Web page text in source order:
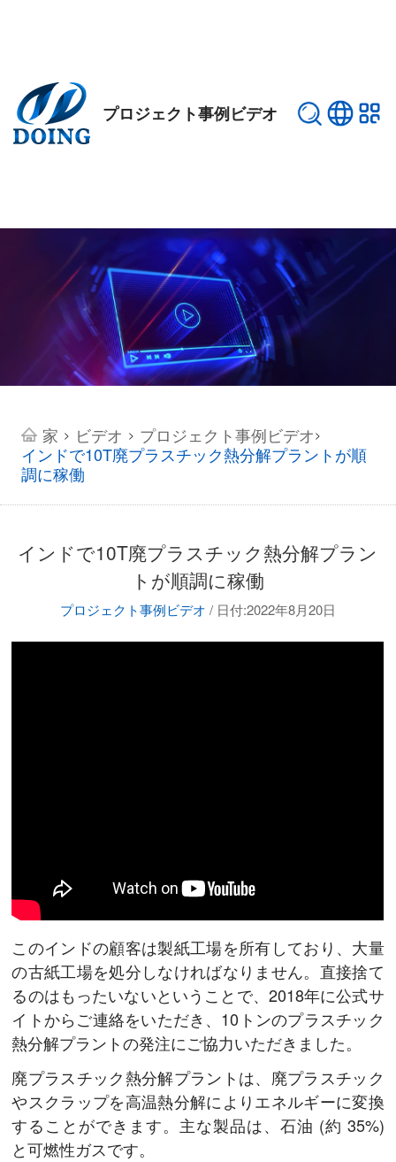
プロジェクト事例ビデオ
家 > ビデオ > プロジェクト事例ビデオ>
インドで10T廃プラスチック熱分解プラントが順
調に稼働
インドで10T廃プラスチック熱分解プラン
トが順調に稼働
プロジェクト事例ビデオ / 日付:2022年8月20日
このインドの顧客は製紙工場を所有しており、大量
の古紙工場を処分しなければなりません。直接捨て
るのはもったいないということで、2018年に公式サ
イトからご連絡をいただき、10トンのプラスチック
熱分解プラントの発注にご協力いただきました。
廃プラスチック熱分解プラントは、廃プラスチック
やスクラップを高温熱分解によりエネルギーに変換
することができます。主な製品は、石油 (約 35%)
と可燃性ガスです。